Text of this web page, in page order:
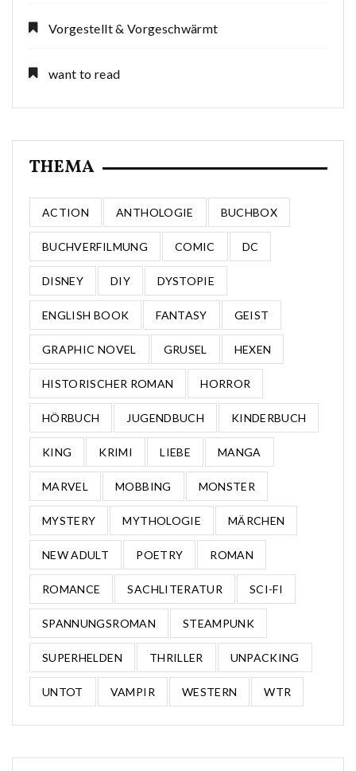
Vorgestellt & Vorgeschwärmt
want to read
THEMA
ACTION ANTHOLOGIE BUCHBOX
BUCHVERFILMUNG COMIC DC
DISNEY DIY DYSTOPIE
ENGLISH BOOK FANTASY GEIST
GRAPHIC NOVEL GRUSEL HEXEN
HISTORISCHER ROMAN HORROR
HÖRBUCH JUGENDBUCH KINDERBUCH
KING KRIMI LIEBE MANGA
MARVEL MOBBING MONSTER
MYSTERY MYTHOLOGIE MÄRCHEN
NEW ADULT POETRY ROMAN
ROMANCE SACHLITERATUR SCI-FI
SPANNUNGSROMAN STEAMPUNK
SUPERHELDEN THRILLER UNPACKING
UNTOT VAMPIR WESTERN WTR